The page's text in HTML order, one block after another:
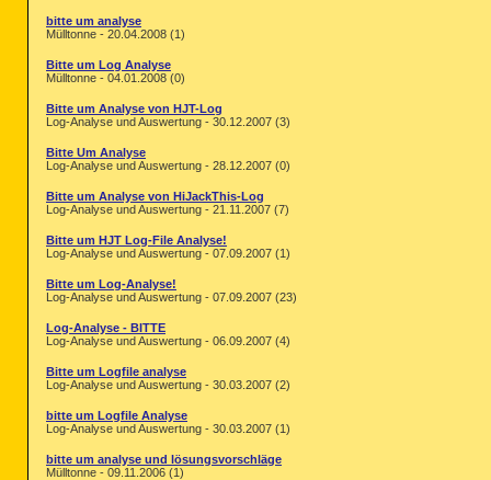
bitte um analyse
Mülltonne - 20.04.2008 (1)
Bitte um Log Analyse
Mülltonne - 04.01.2008 (0)
Bitte um Analyse von HJT-Log
Log-Analyse und Auswertung - 30.12.2007 (3)
Bitte Um Analyse
Log-Analyse und Auswertung - 28.12.2007 (0)
Bitte um Analyse von HiJackThis-Log
Log-Analyse und Auswertung - 21.11.2007 (7)
Bitte um HJT Log-File Analyse!
Log-Analyse und Auswertung - 07.09.2007 (1)
Bitte um Log-Analyse!
Log-Analyse und Auswertung - 07.09.2007 (23)
Log-Analyse - BITTE
Log-Analyse und Auswertung - 06.09.2007 (4)
Bitte um Logfile analyse
Log-Analyse und Auswertung - 30.03.2007 (2)
bitte um Logfile Analyse
Log-Analyse und Auswertung - 30.03.2007 (1)
bitte um analyse und lösungsvorschläge
Mülltonne - 09.11.2006 (1)